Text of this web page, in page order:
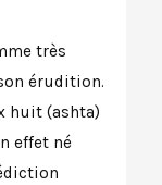
très
érudition.
huit (ashta)
effet né